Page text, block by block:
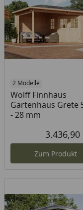
2 Modelle
Wolff Finnhaus
Gartenhaus Grete
- 28 mm
3.436,90
Zum Produkt